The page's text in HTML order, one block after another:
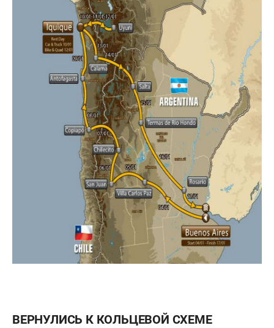
ВЕРНУЛИСЬ К КОЛЬЦЕВОЙ СХЕМЕ